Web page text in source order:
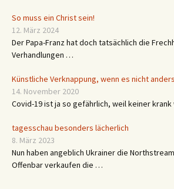
So muss ein Christ sein!
12. März 2024
Der Papa-Franz hat doch tatsächlich die
Verhandlungen …
Künstliche Verknappung, wenn es nicht
14. November 2020
Covid-19 ist ja so gefährlich, weil keiner
tagesschau besonders lächerlich
8. März 2023
Nun haben angeblich Ukrainer die
Offenbar verkaufen die …